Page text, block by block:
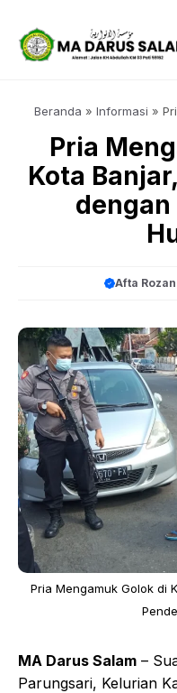
Beranda » Informasi »
Pria
Kota
dengan
Afta
Pria Mengamuk Golok di
MA Darus Salam –
Parungsari, Kelurian